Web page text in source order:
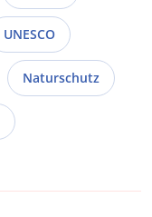
UNESCO
Naturschutz